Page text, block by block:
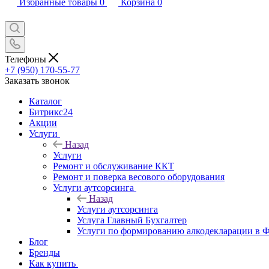
Избранные товары 0 Корзина 0
Телефоны
+7 (950) 170-55-77
Заказать звонок
Каталог
Битрикс24
Акции
Услуги
Назад
Услуги
Ремонт и обслуживание ККТ
Ремонт и поверка весового оборудования
Услуги аутсорсинга
Назад
Услуги аутсорсинга
Услуга Главный Бухгалтер
Услуги по формированию алкодекларации в
Блог
Бренды
Как купить